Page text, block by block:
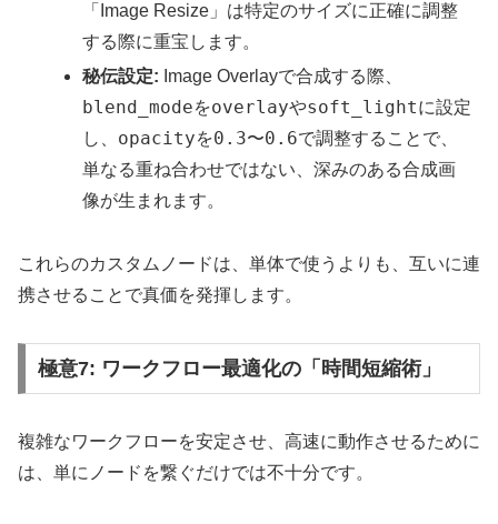
「Image Resize」は特定のサイズに正確に調整
する際に重宝します。
秘伝設定: Image Overlayで合成する際、
blend_modeをoverlayやsoft_lightに設定
し、 opacityを0.3〜0.6で調整することで、
単なる重ね合わせではない、深みのある合成画
像が生まれます。
これらのカスタムノードは、単体で使うよりも、互いに連
携させることで真価を発揮します。
極意7: ワークフロー最適化の「時間短縮術」
複雑なワークフローを安定させ、高速に動作させるために
は、単にノードを繋ぐだけでは不十分です。